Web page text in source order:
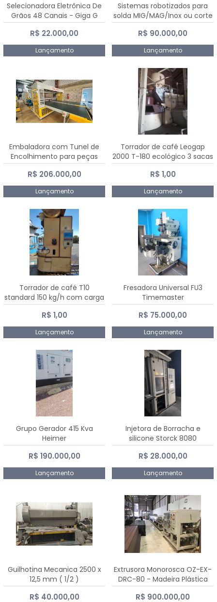
Selecionadora Eletrônica De
Grãos 48 Canais - Giga G
10000
R$ 22.000,00
Lançamento
Sistemas robotizados para
solda MIG/MAG/Inox ou corte
plasma
R$ 90.000,00
Lançamento
Embaladora com Tunel de
Encolhimento para peças
grandes portas janelas -
Dalmak
R$ 206.000,00
Lançamento
Torrador de café Leogap
2000 T-180 ecológico 3 sacas
de carga 540 kg/h
R$ 1,00
Lançamento
Torrador de café T10
standard 150 kg/h com carga
de 10 kg
R$ 1,00
Lançamento
Fresadora Universal FU3
Timemaster
R$ 75.000,00
Lançamento
Grupo Gerador 415 Kva
Heimer
R$ 190.000,00
Lançamento
Injetora de Borracha e
silicone Storck 8080
R$ 28.000,00
Lançamento
Guilhotina Mecanica 2500 x
12,5 mm ( 1/2 )
R$ 40.000,00
Extrusora Monorosca OZ-EX-
DRC-80 - Madeira Plástica
R$ 900.000,00